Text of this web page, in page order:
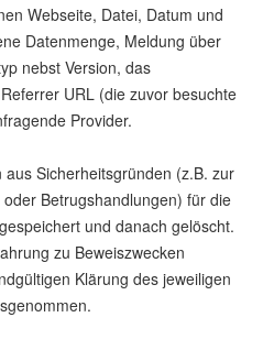
Webseite, Datei, Datum und
Datenmenge, Meldung über
nebst Version, das
URL (die zuvor besuchte
Provider.
Sicherheitsgründen (z.B. zur
Betrugshandlungen) für die
und danach gelöscht.
zu Beweiszwecken
Klärung des jeweiligen